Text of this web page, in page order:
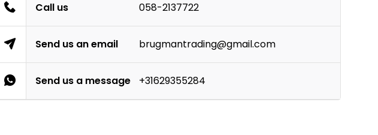
Call us 058-2137722
Send us an email brugmantrading@gmail.com
Send us a message +31629355284